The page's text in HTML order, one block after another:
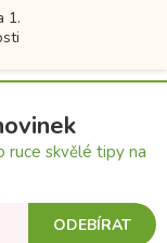
1.
ruce skvělé tipy na
ODEBÍRAT